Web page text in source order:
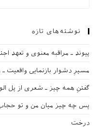
نوشته‌های تازه
پیوند ـ مراقبه‌ معنوی و تعهد
مسیرِ دشوار بازنمایی واقعیت
گفتنِ همه چیز ـ شعری از پل
پس چه چیز میان من و تو
درخت